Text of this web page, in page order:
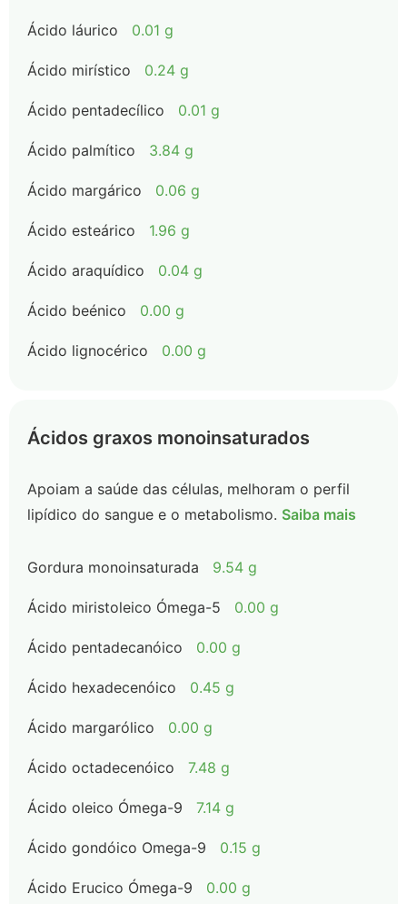
Ácido láurico 0.01 g
Ácido mirístico 0.24 g
Ácido pentadecílico 0.01 g
Ácido palmítico 3.84 g
Ácido margárico 0.06 g
Ácido esteárico 1.96 g
Ácido araquídico 0.04 g
Ácido beénico 0.00 g
Ácido lignocérico 0.00 g
Ácidos graxos monoinsaturados
Apoiam a saúde das células, melhoram o perfil
lipídico do sangue e o metabolismo. Saiba mais
Gordura monoinsaturada 9.54 g
Ácido miristoleico Ómega-5 0.00 g
Ácido pentadecanóico 0.00 g
Ácido hexadecenóico 0.45 g
Ácido margarólico 0.00 g
Ácido octadecenóico 7.48 g
Ácido oleico Ómega-9 7.14 g
Ácido gondóico Omega-9 0.15 g
Ácido Erucico Ómega-9 0.00 g